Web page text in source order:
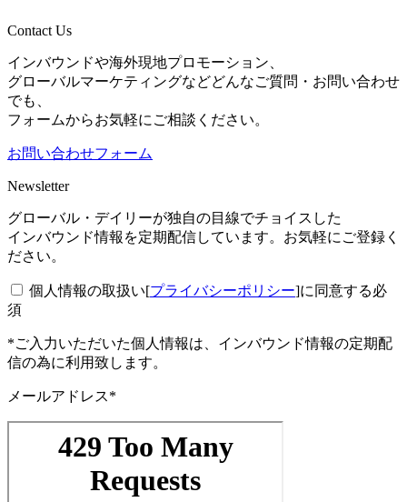
Contact Us
インバウンドや海外現地プロモーション、
グローバルマーケティングなどどんなご質問・お問い合わせ
でも、
フォームからお気軽にご相談ください。
お問い合わせフォーム
Newsletter
グローバル・デイリーが独自の目線でチョイスした
インバウンド情報を定期配信しています。お気軽にご登録く
ださい。
個人情報の取扱い[プライバシーポリシー]に同意する必
須
*ご入力いただいた個人情報は、インバウンド情報の定期配
信の為に利用致します。
メールアドレス*